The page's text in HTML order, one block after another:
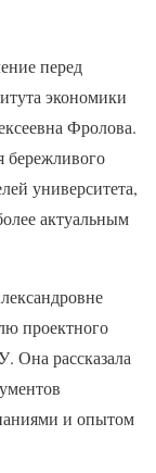
перед
экономики
Фролова.
бережливого
университета,
актуальным
проектного
Она рассказала
и опытом